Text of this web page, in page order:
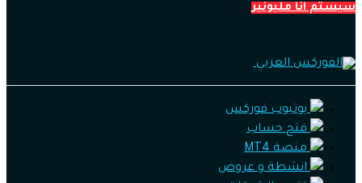
سيستم انا مليونير
يوتيوب فوركس
فتح حساب
منصة MT4
انشطة و عروض